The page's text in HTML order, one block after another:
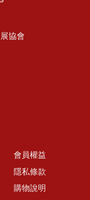
協會
會員權益
隱私條款
購物說明